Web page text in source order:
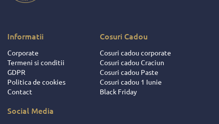
dat dovada
acestei
facute
sa ne
mult mai
Informatii
Corporate
Termeni si conditii
GDPR
Politica de cookies
Contact
Cosuri Cadou
Cosuri cadou corporate
Cosuri cadou Craciun
Cosuri cadou Paste
Cosuri cadou 1 Iunie
Black Friday
Social Media